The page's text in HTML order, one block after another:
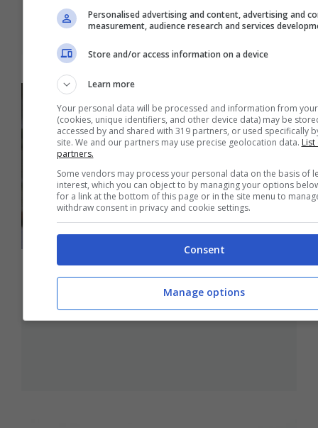
Ecco l’arbitro di Bologna-Juventus
21 Giugno 2020 - 12:15
Personalised advertising and content, advertising and
measurement, audience research and services
Store and/or access information on a device
Learn more
Your personal data will be processed and information from
(cookies, unique identifiers, and other device data) may be
accessed by and shared with 319 partners, or used specifically
site. We and our partners may use precise geolocation data. List
partners.
Some vendors may process your personal data on the basis of
interest, which you can object to by managing your options
for a link at the bottom of this page or in the site menu to
withdraw consent in privacy and cookie settings.
Consent
Manage options